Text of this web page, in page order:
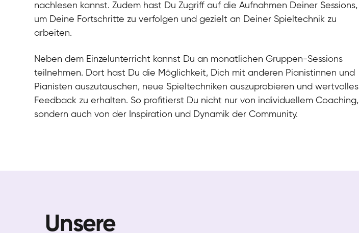
nachlesen kannst. Zudem hast Du Zugriff auf die Aufnahmen Deiner Sessions,
um Deine Fortschritte zu verfolgen und gezielt an Deiner Spieltechnik zu
arbeiten.
Neben dem Einzelunterricht kannst Du an monatlichen Gruppen-Sessions
teilnehmen. Dort hast Du die Möglichkeit, Dich mit anderen Pianistinnen und
Pianisten auszutauschen, neue Spieltechniken auszuprobieren und wertvolles
Feedback zu erhalten. So profitierst Du nicht nur von individuellem Coaching,
sondern auch von der Inspiration und Dynamik der Community.
Unsere